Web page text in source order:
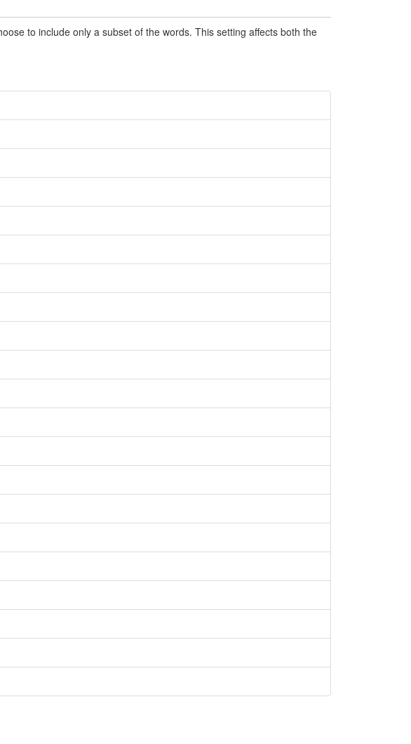
to include only a subset of the words. This setting affects both the